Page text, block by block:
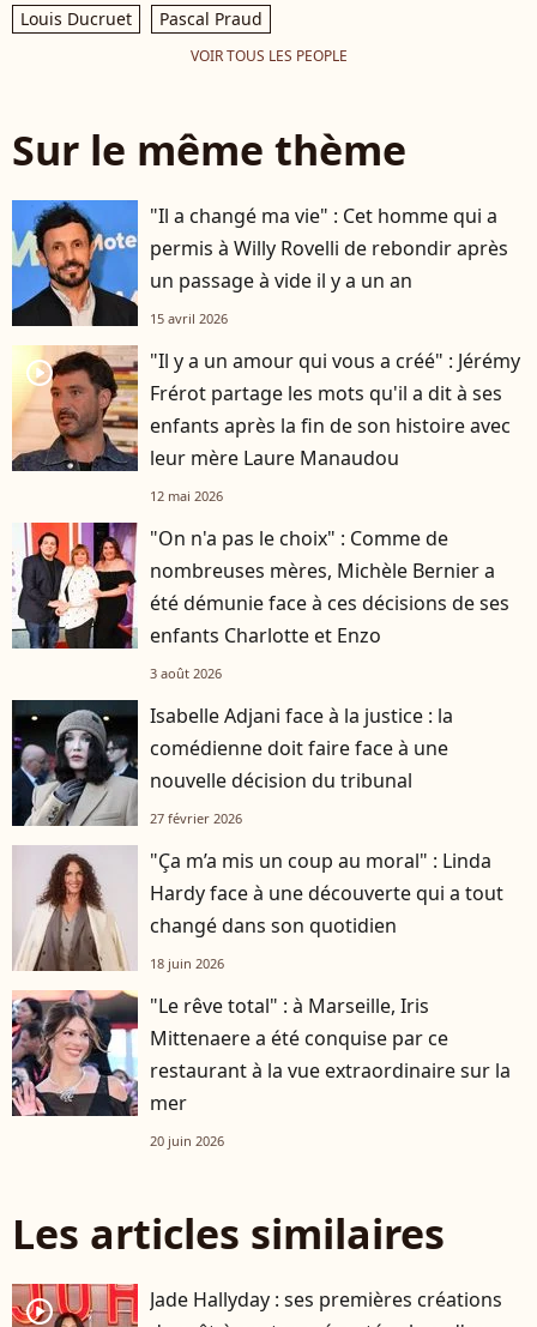
Louis Ducruet Pascal Praud
VOIR TOUS LES PEOPLE
Sur le même thème
"Il a changé ma vie" : Cet homme qui a
permis à Willy Rovelli de rebondir après
un passage à vide il y a un an
15 avril 2026
player2
"Il y a un amour qui vous a créé" : Jérémy
Frérot partage les mots qu'il a dit à ses
enfants après la fin de son histoire avec
leur mère Laure Manaudou
12 mai 2026
"On n'a pas le choix" : Comme de
nombreuses mères, Michèle Bernier a
été démunie face à ces décisions de ses
enfants Charlotte et Enzo
3 août 2026
Isabelle Adjani face à la justice : la
comédienne doit faire face à une
nouvelle décision du tribunal
27 février 2026
"Ça m’a mis un coup au moral" : Linda
Hardy face à une découverte qui a tout
changé dans son quotidien
18 juin 2026
"Le rêve total" : à Marseille, Iris
Mittenaere a été conquise par ce
restaurant à la vue extraordinaire sur la
mer
20 juin 2026
Les articles similaires
player2
Jade Hallyday : ses premières créations